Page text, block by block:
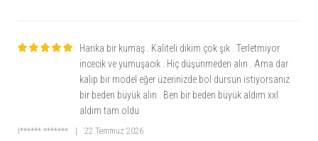
Harika bir kumaş . Kaliteli dikim çok şık . Terletmiyor
incecik ve yumuşacık . Hiç düşünmeden alın . Ama dar
kalıp bir model eğer üzerinizde bol dursun istiyorsanız
bir beden büyük alın . Ben bir beden büyük aldım xxl
aldım tam oldu
I****** ******* 22 Temmuz 2026